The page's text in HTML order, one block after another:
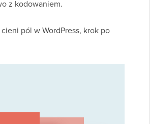
z kodowaniem.
pól w WordPress, krok po